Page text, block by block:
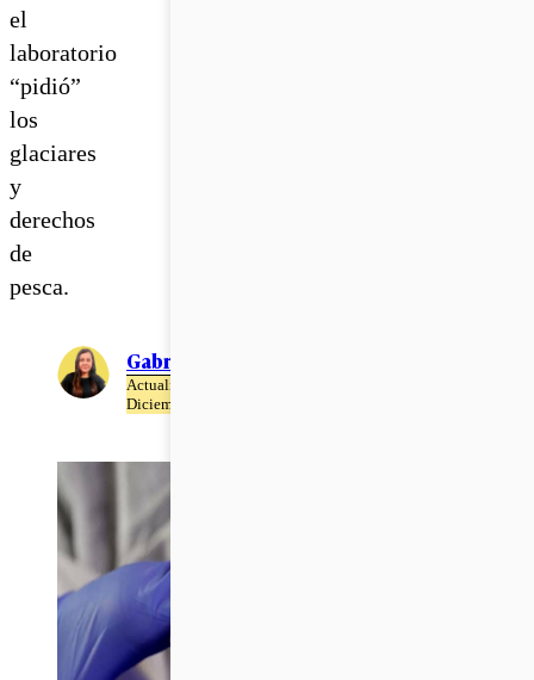
el
laboratorio
“pidió”
los
glaciares
y
derechos
de
pesca.
Gabriela Romo
Actualizado el 28 de
Diciembre del 2020